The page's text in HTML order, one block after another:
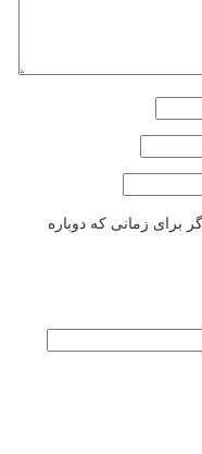
برای زمانی که دوباره